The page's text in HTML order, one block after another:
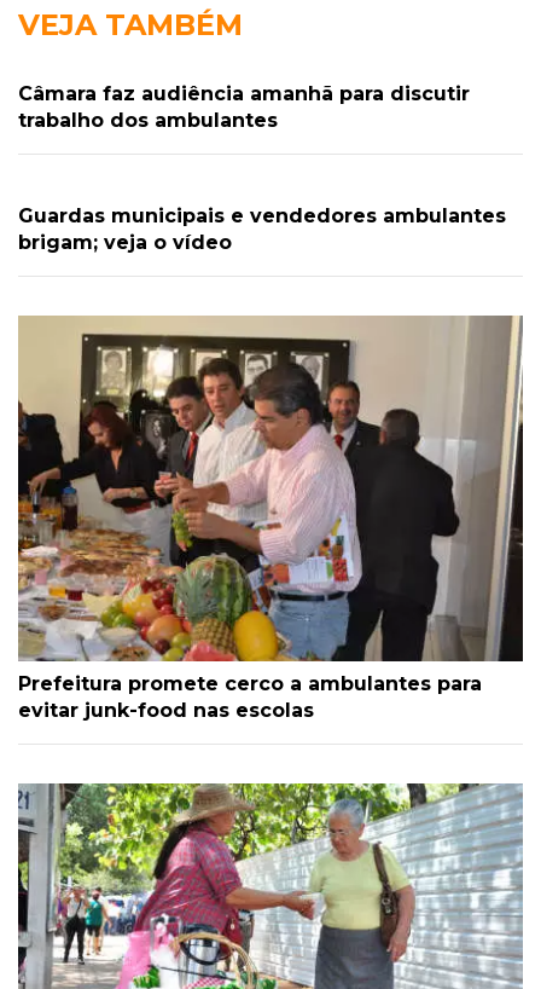
VEJA TAMBÉM
Câmara faz audiência amanhã para discutir
trabalho dos ambulantes
Guardas municipais e vendedores ambulantes
brigam; veja o vídeo
Prefeitura promete cerco a ambulantes para
evitar junk-food nas escolas